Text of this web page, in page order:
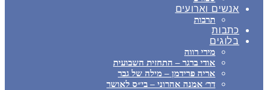
אנשים וארועים
תרבות
כתבות
בלוגים
מירי רווה
אודי ברגר – התחזית השבועית
אריה פרידמן – מילה של גבר
דר׳ אמנה אהרוני – בי״ס לאושר